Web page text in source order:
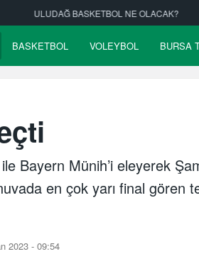
OLACAK? Bursaspor’un fikstürü çekiliyor
BASKETBOL VOLEYBOL BURSA
Bayern Münih’i eleyerek
en çok yarı final gören
2023 - 09:54